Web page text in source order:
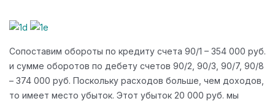
Сопоставим обороты по кредиту счета 90/1 – 354 000 руб.
и сумме оборотов по дебету счетов 90/2, 90/3, 90/7, 90/8
– 374 000 руб. Поскольку расходов больше, чем доходов,
то имеет место убыток. Этот убыток 20 000 руб. мы